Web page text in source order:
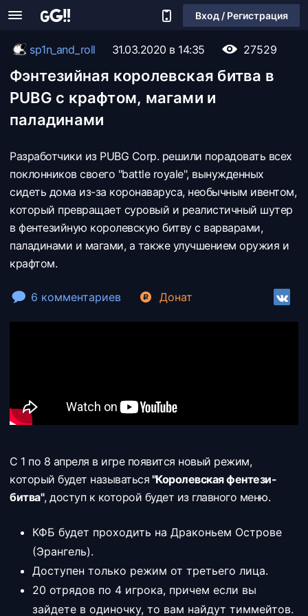
Вход / Регистрация
sp1n_and_roll 31.03.2020 в 14:35 27529
Фэнтезийная королевская битва в
PUBG с крафтом, магами и
паладинами
Разработчики из PUBG Corp. решили порадовать всех
поклонников своего "battle royale", вынужденных
сидеть дома из-за коронаваруса, необычным ивентом,
который превращает суровый и реалистичный шутер
в фентезийную королевскую битву с варварами,
паладинами и магами, а также улучшением оружия и
крафтом.
6 комментариев Донат
С 1 по 8 апреля в игре появится новый режим,
который будет называться "Королевская фентези-
битва", доступ к которой будет из главного меню.
КФБ будет проходить на Драконьем Острове
(Эрангель).
Доступен только режим от третьего лица.
20 отрядов по 4 игрока, причем если вы
зайдете в одиночку, то вам найдут тиммейтов.